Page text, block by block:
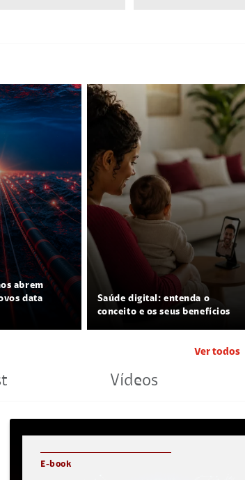
abrem
data
Saúde digital: entenda o
conceito e os seus benefícios
Ver todos
Vídeos
E-book